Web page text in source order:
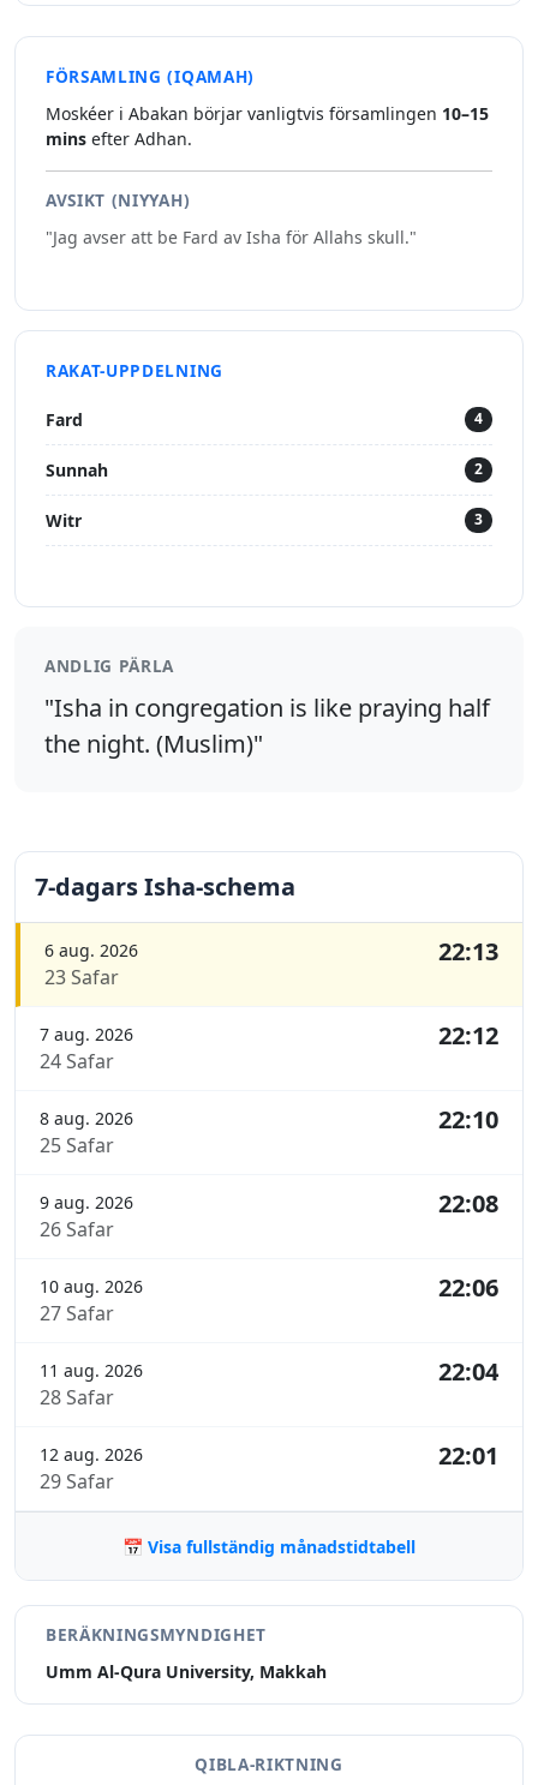
FÖRSAMLING (IQAMAH)
Moskéer i Abakan börjar vanligtvis församlingen 10–15
mins efter Adhan.
AVSIKT (NIYYAH)
"Jag avser att be Fard av Isha för Allahs skull."
RAKAT-UPPDELNING
Fard 4
Sunnah 2
Witr 3
ANDLIG PÄRLA
"Isha in congregation is like praying half
the night. (Muslim)"
7-dagars Isha-schema
6 aug. 2026
23 Safar
22:13
7 aug. 2026
24 Safar
22:12
8 aug. 2026
25 Safar
22:10
9 aug. 2026
26 Safar
22:08
10 aug. 2026
27 Safar
22:06
11 aug. 2026
28 Safar
22:04
12 aug. 2026
29 Safar
22:01
📅 Visa fullständig månadstidtabell
BERÄKNINGSMYNDIGHET
Umm Al-Qura University, Makkah
QIBLA-RIKTNING